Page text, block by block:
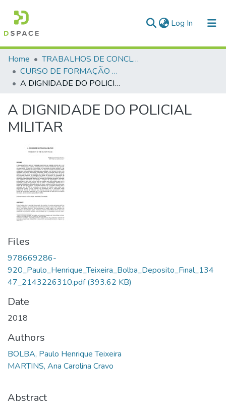
Log In (current)
Communities & Collections
All of DSpace
Home
TRABALHOS DE CONCLUSÃO DE CURSO - CFP (CURSO DE FORMAÇÃO DE PRAÇAS)
CURSO DE FORMAÇÃO DE PRAÇAS - CFP - 2018
A DIGNIDADE DO POLICIAL MILITAR
A DIGNIDADE DO POLICIAL
MILITAR
Files
978669286-
920_Paulo_Henrique_Teixeira_Bolba_Deposito_Final_134
47_2143226310.pdf(393.62 KB)
Date
2018
Authors
BOLBA, Paulo Henrique Teixeira
MARTINS, Ana Carolina Cravo
Abstract